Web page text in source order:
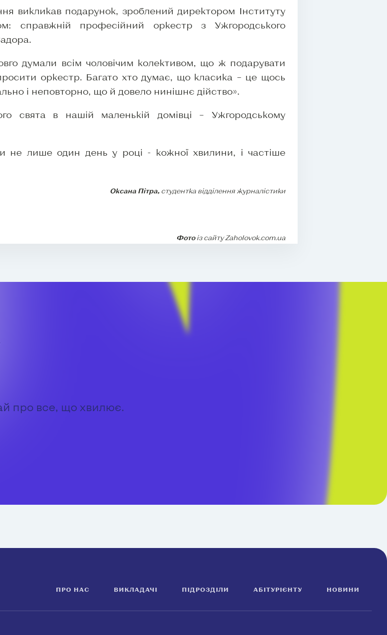
викликав подарунок, зроблений директором Інституту
справжній професійний оркестр з Ужгородського
думали всім чоловічим колективом, що ж подарувати
оркестр. Багато хто думає, що класика – це щось
і неповторно, що й довело нинішнє дійство».
свята в нашій маленькій домівці – Ужгородському
не лише один день у році - кожної хвилини, і частіше
Оксана Пітра, студентка відділення журналістики
Фотоіз сайту Zaholovok.com.ua
про все, що хвилює.
ПРО НАС ВИКЛАДАЧІ ПІДРОЗДІЛИ АБІТУРІЄНТУ НОВИНИ